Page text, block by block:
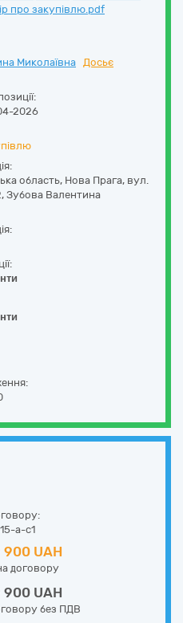
про закупівлю.pdf
Миколаївна Досьє
2026
область, Нова Прага, вул.
, Зубова Валентина
a-c1
900 UAH
договору
900 UAH
без ПДВ